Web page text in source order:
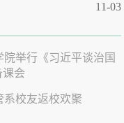
11-03
院举行《习近平谈治国
课会
系校友返校欢聚